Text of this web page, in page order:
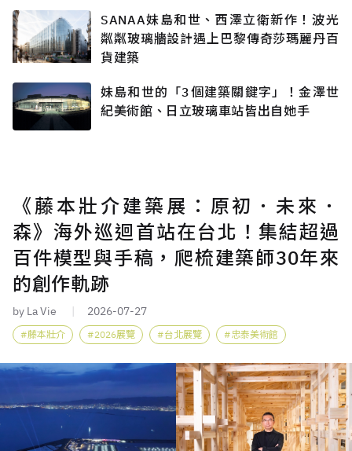
SANAA妹島和世、西澤立衛新作！波光
粼粼玻璃牆設計遇上巴黎傳奇莎瑪麗丹百
貨建築
妹島和世的「3個建築關鍵字」！金澤世
紀美術館、日立玻璃車站皆出自她手
《藤本壯介建築展：原初．未來．
森》海外巡迴首站在台北！集結超過
百件模型與手稿，爬梳建築師30年來
的創作軌跡
by La Vie 2026-07-27
藤本壯介 2026展覽 台北展覽 忠泰美術館